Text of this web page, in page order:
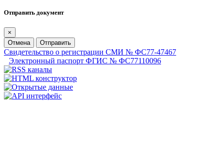
Отправить документ
×
Отмена
Отправить
Свидетельство о регистрации СМИ № ФС77-47467
Электронный паспорт ФГИС № ФС77110096